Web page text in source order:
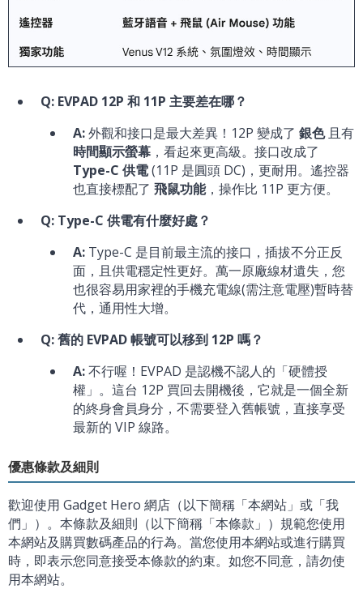
Q: EVPAD 12P 和 11P 主要差在哪？
A:外觀和接口是最大差異！12P 變成了 銀色且有
時間顯示螢幕 ，看起來更高級。接口改成了
Type-C 供電(11P 是圓頭 DC)，更耐用。遙控器
也直接標配了 飛鼠功能，操作比 11P 更方便。
Q: Type-C 供電有什麼好處？
A: Type-C 是目前最主流的接口，插拔不分正反
面，且供電穩定性更好。萬一原廠線材遺失，您
也很容易用家裡的手機充電線(需注意電壓)暫時替
代，通用性大增。
Q: 舊的 EVPAD 帳號可以移到 12P 嗎？
A:不行喔！EVPAD 是認機不認人的「硬體授
權」。這台 12P 買回去開機後，它就是一個全新
的終身會員身分，不需要登入舊帳號，直接享受
最新的 VIP 線路。
優惠條款及細則
歡迎使用 Gadget Hero 網店（以下簡稱「本網站」或「我
們」）。本條款及細則（以下簡稱「本條款」）規範您使用
本網站及購買數碼產品的行為。當您使用本網站或進行購買
時，即表示您同意接受本條款的約束。如您不同意，請勿使
用本網站。